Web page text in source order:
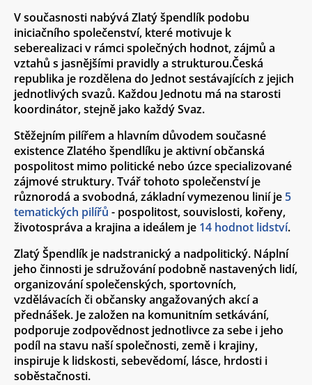
V současnosti nabývá Zlatý špendlík podobu
iniciačního společenství, které motivuje k
seberealizaci v rámci společných hodnot, zájmů a
vztahů s jasnějšími pravidly a strukturou.Česká
republika je rozdělena do Jednot sestávajících z jejich
jednotlivých svazů. Každou Jednotu má na starosti
koordinátor, stejně jako každý Svaz.
Stěžejním pilířem a hlavním důvodem současné
existence Zlatého špendlíku je aktivní občanská
pospolitost mimo politické nebo úzce specializované
zájmové struktury. Tvář tohoto společenství je
různorodá a svobodná, základní vymezenou linií je 5
tematických pilířů - pospolitost,souvislosti, kořeny,
životospráva a krajina a ideálem je 14 hodnot lidství.
Zlatý Špendlík je nadstranický a nadpolitický. Náplní
jeho činnosti je sdružování podobně nastavených lidí,
organizování společenských, sportovních,
vzdělávacích či občansky angažovaných akcí a
přednášek. Je založen na komunitním setkávání,
podporuje zodpovědnost jednotlivce za sebe i jeho
podíl na stavu naší společnosti, země i krajiny,
inspiruje k lidskosti, sebevědomí, lásce, hrdosti i
soběstačnosti.